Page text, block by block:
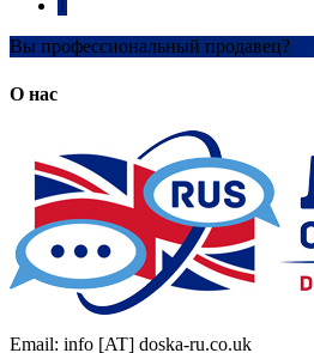
1
Вы профессиональный продавец?
О нас
Email: info [AT] doska-ru.co.uk